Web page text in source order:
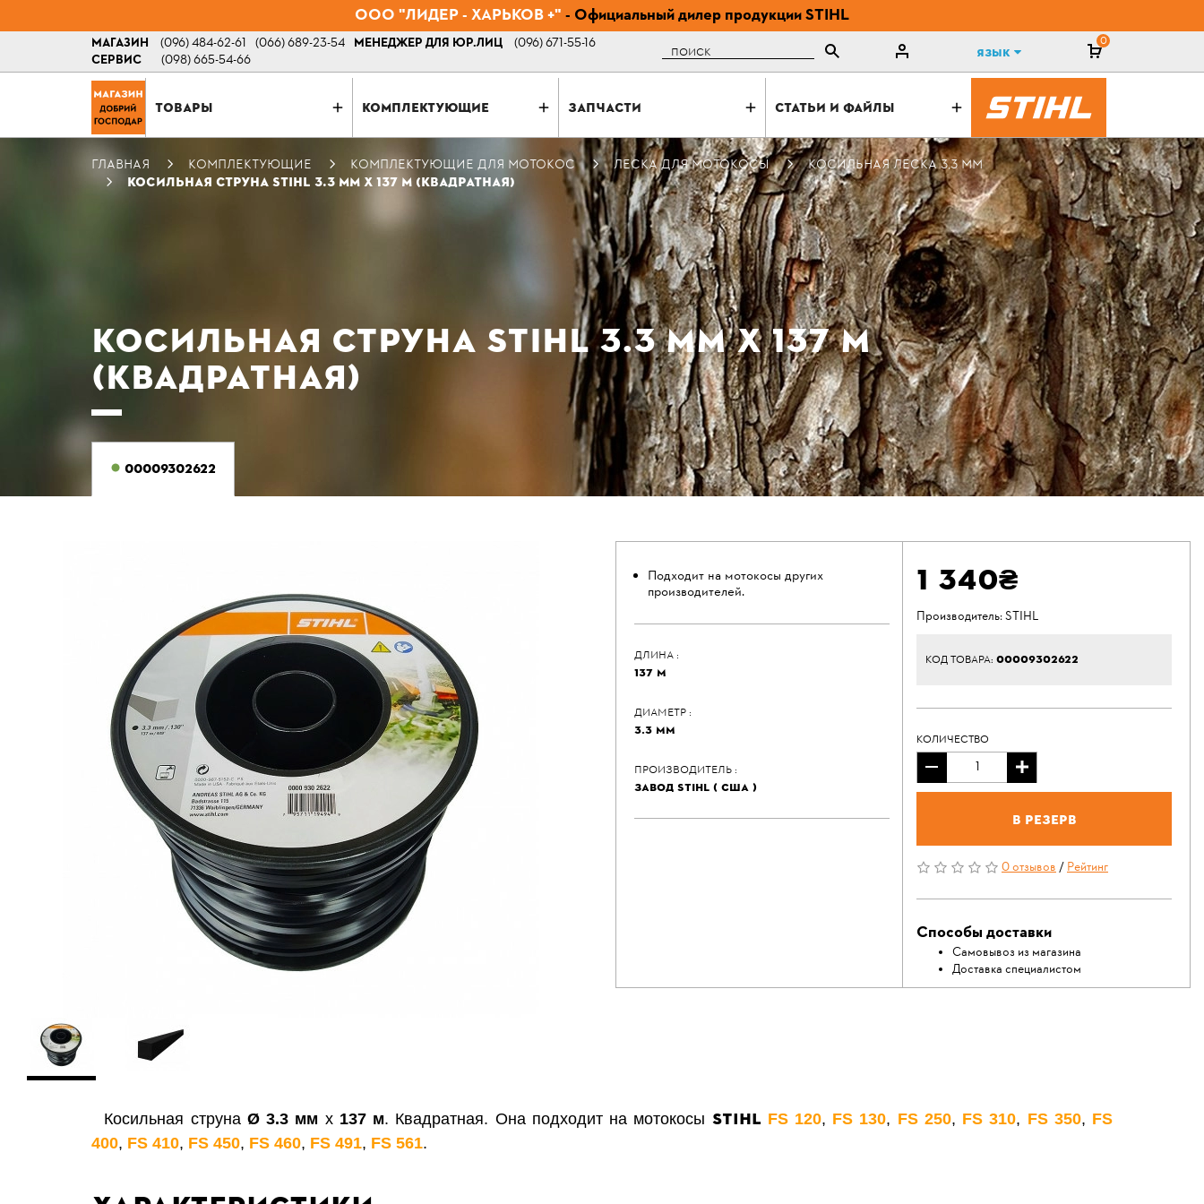
ООО "ЛИДЕР - ХАРЬКОВ +" - Официальный дилер продукции STIHL
МАГАЗИН (096) 484-62-61 (066) 689-23-54 МЕНЕДЖЕР ДЛЯ ЮР.ЛИЦ
(096) 671-55-16
СЕРВИС
(098) 665-54-66 Поиск Язык
0
ТОВАРЫ КОМПЛЕКТУЮЩИЕ ЗАПЧАСТИ СТАТЬИ И ФАЙЛЫ
ГЛАВНАЯ КОМПЛЕКТУЮЩИЕ КОМПЛЕКТУЮЩИЕ ДЛЯ МОТОКОС ЛЕСКА ДЛЯ МОТОКОСЫ
КОСИЛЬНАЯ ЛЕСКА 3,3 ММ
КОСИЛЬНАЯ СТРУНА STIHL 3.3 ММ Х 137 М (КВАДРАТНАЯ)
КОСИЛЬНАЯ СТРУНА STIHL 3.3 ММ Х 137 М
(КВАДРАТНАЯ)
00009302622
Подходит на мотокосы других
производителей.
ДЛИНА :
137 М
ДИАМЕТР :
3.3 ММ
ПРОИЗВОДИТЕЛЬ :
ЗАВОД STIHL ( США )
1 340₴
Производитель:STIHL
КОД ТОВАРА: 00009302622
КОЛИЧЕСТВО
В резерв
0 отзывов/Рейтинг
Способы доставки
Самовывоз из магазина
Доставка специалистом
Косильная струна Ø 3.3 мм х 137 м. Квадратная. Она подходит на мотокосы STIHL FS 120, FS 130, FS 250, FS 310, FS 350, FS
400, FS 410, FS 450, FS 460, FS 491, FS 561.